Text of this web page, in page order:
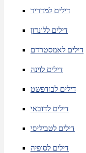
דילים למדריד
דילים ללונדון
דילים לאמסטרדם
דילים לוינה
דילים לבודפשט
דילים לדובאי
דילים לטביליסי
דילים לסופיה